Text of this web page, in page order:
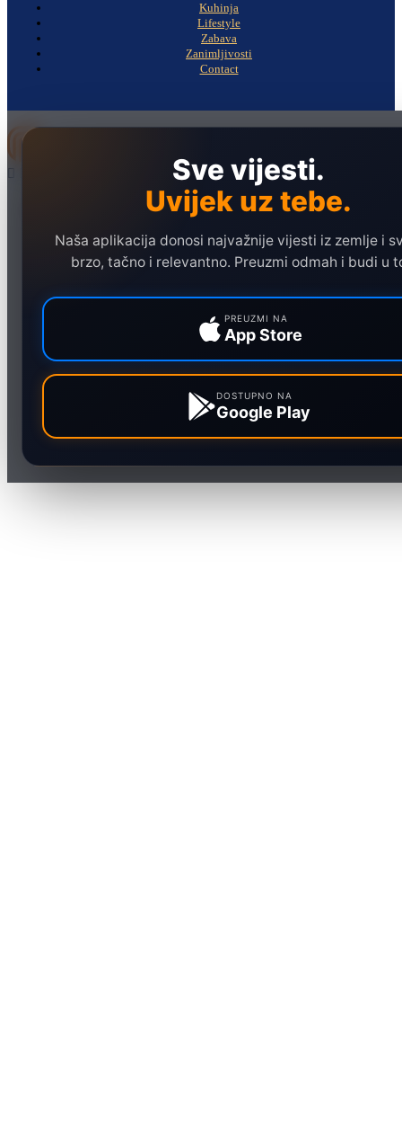
Kuhinja
Lifestyle
Zabava
Zanimljivosti
Contact
Sve vijesti.
Uvijek uz tebe.
Naša aplikacija donosi najvažnije vijesti iz zemlje i
brzo, tačno i relevantno. Preuzmi odmah i budi u
PREUZMI NA
App Store
DOSTUPNO NA
Google Play
Društvo
Ekonomija